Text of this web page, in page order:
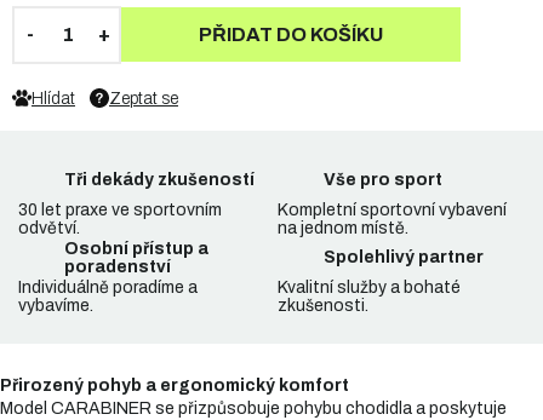
PŘIDAT DO KOŠÍKU
Zeptat se
Hlídat
Tři dekády zkušeností
30 let praxe ve sportovním
odvětví.
Vše pro sport
Kompletní sportovní vybavení
na jednom místě.
Osobní přístup a
poradenství
Individuálně poradíme a
vybavíme.
Spolehlivý partner
Kvalitní služby a bohaté
zkušenosti.
Přirozený pohyb a ergonomický komfort
Model CARABINER se přizpůsobuje pohybu chodidla a poskytuje